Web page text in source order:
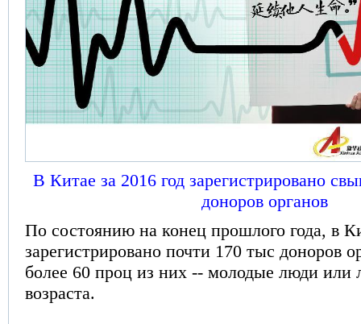
В Китае за 2016 год зарегистрировано
доноров органов
По состоянию на конец прошлого года, в
зарегистрировано почти 170 тыс доноров
более 60 проц из них -- молодые люди или
возраста.